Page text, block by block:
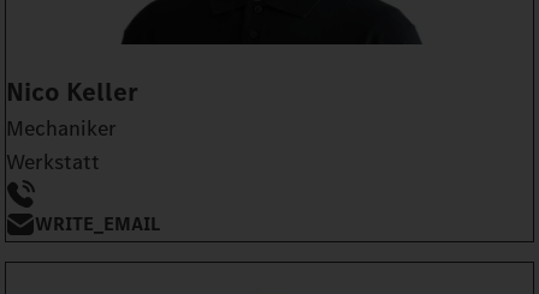
Nico Keller
Mechaniker
Werkstatt
WRITE_EMAIL